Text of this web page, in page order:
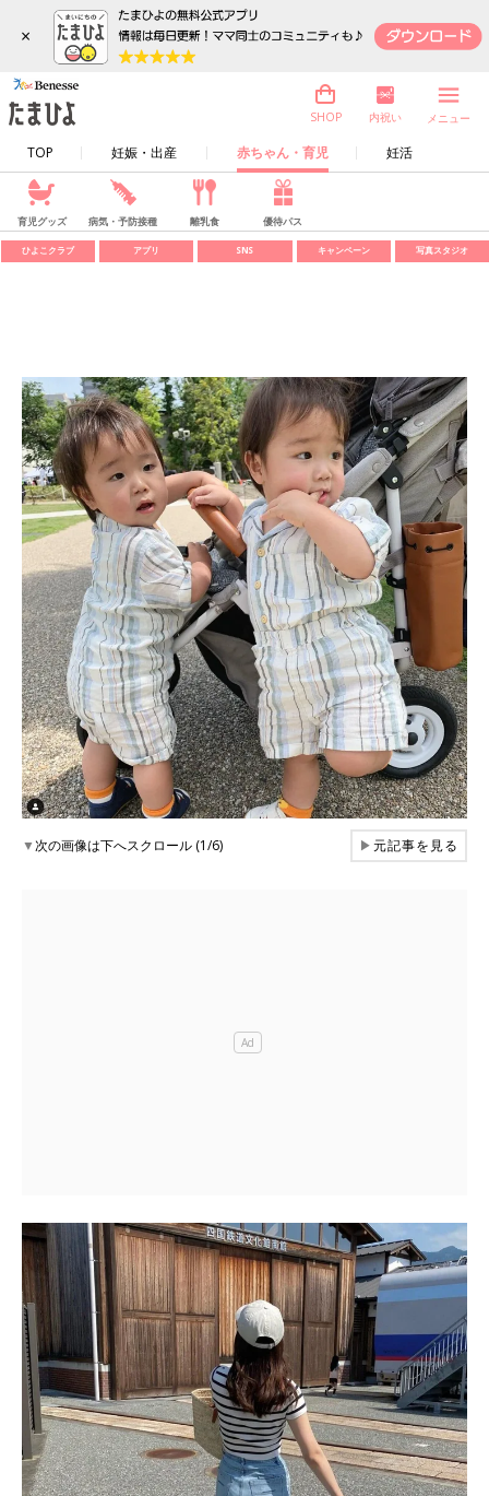
×
TOP 妊娠・出産 赤ちゃん・育児 妊活
SHOP 内祝い メニュー
育児グッズ 病気・予防接種 離乳食 優待パス
ひよこクラブ アプリ SNS キャンペーン 写真スタジオ
▼次の画像は下へスクロール (1/6) ▶元記事を見る